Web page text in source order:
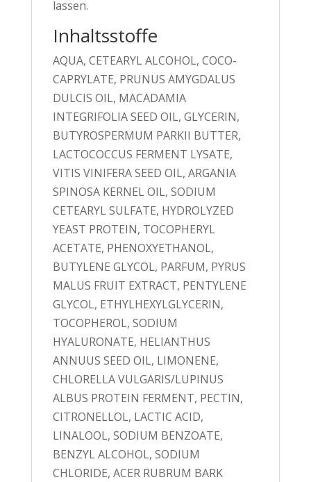
lassen.
Inhaltsstoffe
AQUA, CETEARYL ALCOHOL, COCO-
CAPRYLATE, PRUNUS AMYGDALUS
DULCIS OIL, MACADAMIA
INTEGRIFOLIA SEED OIL, GLYCERIN,
BUTYROSPERMUM PARKII BUTTER,
LACTOCOCCUS FERMENT LYSATE,
VITIS VINIFERA SEED OIL, ARGANIA
SPINOSA KERNEL OIL, SODIUM
CETEARYL SULFATE, HYDROLYZED
YEAST PROTEIN, TOCOPHERYL
ACETATE, PHENOXYETHANOL,
BUTYLENE GLYCOL, PARFUM, PYRUS
MALUS FRUIT EXTRACT, PENTYLENE
GLYCOL, ETHYLHEXYLGLYCERIN,
TOCOPHEROL, SODIUM
HYALURONATE, HELIANTHUS
ANNUUS SEED OIL, LIMONENE,
CHLORELLA VULGARIS/LUPINUS
ALBUS PROTEIN FERMENT, PECTIN,
CITRONELLOL, LACTIC ACID,
LINALOOL, SODIUM BENZOATE,
BENZYL ALCOHOL, SODIUM
CHLORIDE, ACER RUBRUM BARK